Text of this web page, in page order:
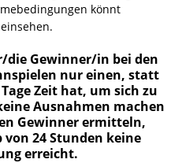
könnt
einsehen.
die Gewinner/in bei den
nur einen, statt
Zeit hat, um sich zu
Ausnahmen machen
Gewinner ermitteln,
24 Stunden keine
erreicht.